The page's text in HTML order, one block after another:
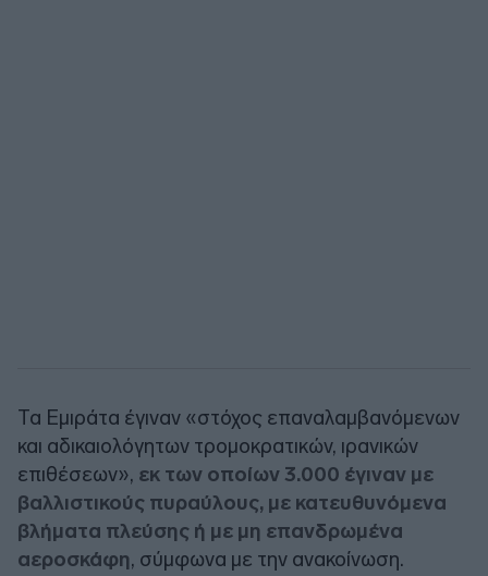
Τα Εμιράτα έγιναν «στόχος επαναλαμβανόμενων
και αδικαιολόγητων τρομοκρατικών, ιρανικών
επιθέσεων», εκ των οποίων 3.000 έγιναν με
βαλλιστικούς πυραύλους, με κατευθυνόμενα
βλήματα πλεύσης ή με μη επανδρωμένα
αεροσκάφη, σύμφωνα με την ανακοίνωση.